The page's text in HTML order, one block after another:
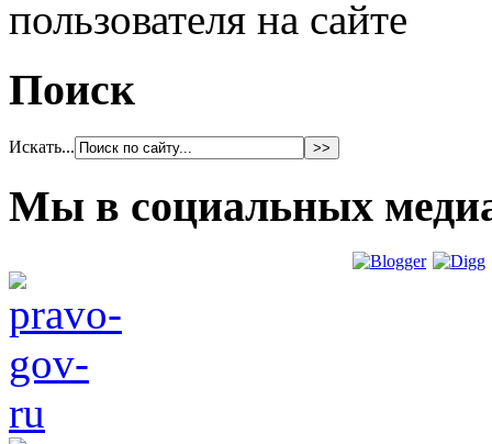
пользователя на сайте
Поиск
Искать...
Мы в социальных